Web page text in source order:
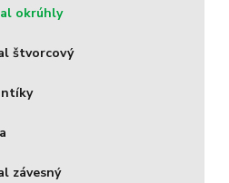
okrúhly
štvorcový
závesný